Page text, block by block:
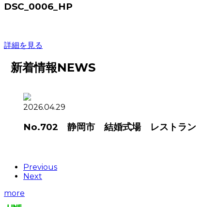
DSC_0006_HP
詳細を見る
新着情報NEWS
2026.04.29
No.702 静岡市 結婚式場 レストラン
Previous
Next
more